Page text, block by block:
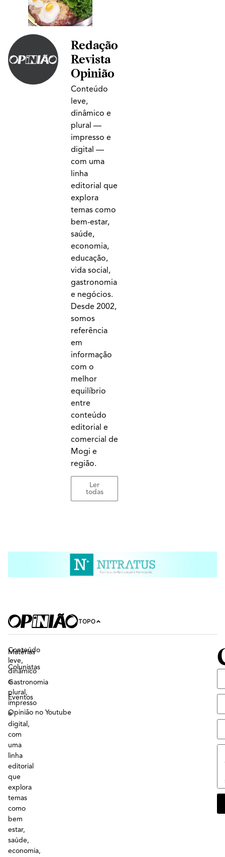
Redação
Revista
Opinião
Conteúdo
leve,
dinâmico e
plural —
impresso e
digital —
com uma
linha
editorial que
explora
temas como
bem-estar,
saúde,
economia,
educação,
vida social,
gastronomia
e negócios.
Desde 2002,
somos
referência
em
informação
com o
melhor
equilíbrio
entre
conteúdo
editorial e
comercial de
Mogi e
região.
Ler
todas
TOPO
Conteúdo
leve,
dinâmico
e
plural,
impresso
e
digital,
com
uma
linha
editorial
que
explora
temas
como
bem
estar,
saúde,
economia,
Matérias
Colunistas
Gastronomia
Eventos
Opinião no Youtube